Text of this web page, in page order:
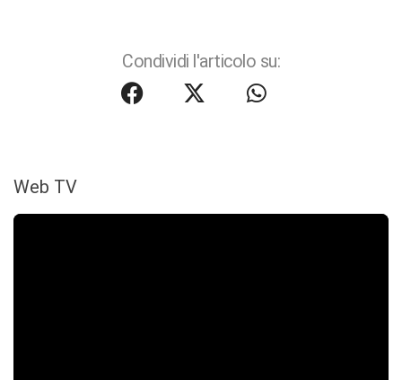
Condividi l'articolo su:
Web TV